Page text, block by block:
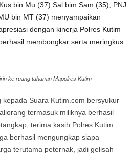
bin Mu (37) Sal bim Sam (35), PNJ
bin MT (37) menyampaikan
dengan kinerja Polres Kutim
membongkar serta meringkus
ke ruang tahanan Mapolres Kutim
kepada Suara Kutim.com bersyukur
termasuk miliknya berhasil
terima kasih Polres Kutim
berhasil mengungkap siapa
terutama peternak, jadi gelisah